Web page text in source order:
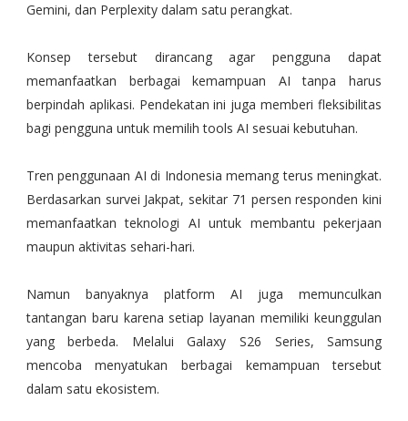
Gemini, dan Perplexity dalam satu perangkat.
Konsep tersebut dirancang agar pengguna dapat
memanfaatkan berbagai kemampuan AI tanpa harus
berpindah aplikasi. Pendekatan ini juga memberi fleksibilitas
bagi pengguna untuk memilih tools AI sesuai kebutuhan.
Tren penggunaan AI di Indonesia memang terus meningkat.
Berdasarkan survei Jakpat, sekitar 71 persen responden kini
memanfaatkan teknologi AI untuk membantu pekerjaan
maupun aktivitas sehari-hari.
Namun banyaknya platform AI juga memunculkan
tantangan baru karena setiap layanan memiliki keunggulan
yang berbeda. Melalui Galaxy S26 Series, Samsung
mencoba menyatukan berbagai kemampuan tersebut
dalam satu ekosistem.